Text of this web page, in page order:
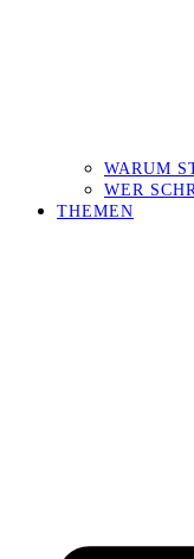
WARUM
WER
THEMEN